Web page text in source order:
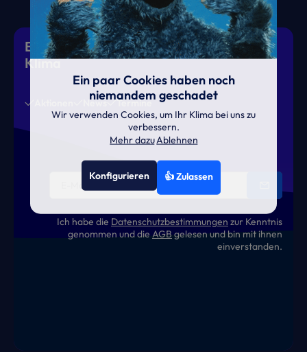
Eiskalte Deals & heiße News für gutes
Klima
News Termine
Ich habe die Datenschutzbestimmungen zur Kenntnis
genommen und die AGB gelesen und bin mit ihnen
einverstanden.
Ein paar Cookies haben noch
niemandem geschadet
Wir verwenden Cookies, um Ihr Klima bei uns zu
verbessern.
Mehr dazuAblehnen
Konfigurieren 👍 Zulassen